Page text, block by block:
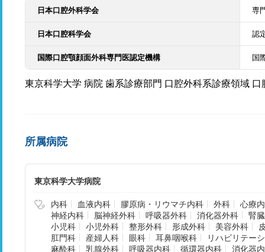
日本口腔外科学会 専
日本口腔科学会 認
国際口腔顎顔面外科専門医認定機構 国
東京科学大学 病院 歯系診療部門 口腔外科系診療領域 口
所属病院
東京科学大学病院
内科 血液内科 膠原病・リウマチ内科 外科
心療
神経内科
脳神経外科 呼吸器外科 消化器外科
腎
小児科
小児外科 整形外科 形成外科 美容外科
肛門科
産婦人科 眼科 耳鼻咽喉科
リハビリテー
麻酔科
乳腺外科 呼吸器内科 循環器内科
消化器